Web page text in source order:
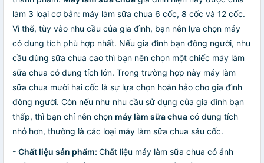
làm 3 loại cơ bản: máy làm sữa chua 6 cốc, 8 cốc và 12 cốc.
Vì thế, tùy vào nhu cầu của gia đình, bạn nên lựa chọn máy
có dung tích phù hợp nhất. Nếu gia đình bạn đông người, nhu
cầu dùng sữa chua cao thì bạn nên chọn một chiếc máy làm
sữa chua có dung tích lớn. Trong trường hợp này máy làm
sữa chua mười hai cốc là sự lựa chọn hoàn hảo cho gia đình
đông người. Còn nếu như nhu cầu sử dụng của gia đình bạn
thấp, thì bạn chỉ nên chọn máy làm sữa chua có dung tích
nhỏ hơn, thường là các loại máy làm sữa chua sáu cốc.
- Chất liệu sản phẩm: Chất liệu máy làm sữa chua có ảnh